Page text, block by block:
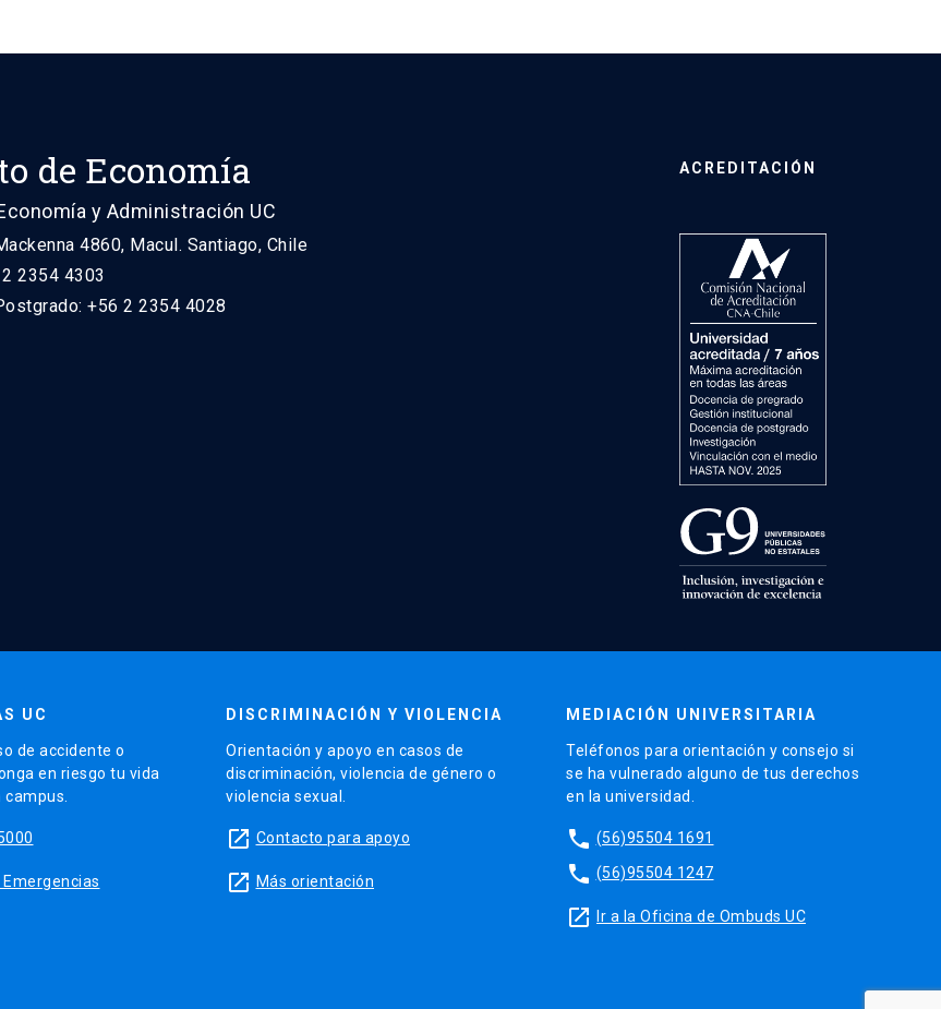
de Economía
y Administración UC
4860, Macul. Santiago, Chile
2354 4303
+56 2 2354 4028
ACREDITACIÓN
UC
de accidente o
en riesgo tu vida
Emergencias
DISCRIMINACIÓN Y VIOLENCIA
Orientación y apoyo en casos de
discriminación, violencia de género o
violencia sexual.
launch Contacto para apoyo
launch Más orientación
MEDIACIÓN UNIVERSITARIA
Teléfonos para orientación y consejo si
se ha vulnerado alguno de tus derechos
en la universidad.
phone (56)95504 1691
phone (56)95504 1247
launch Ir a la Oficina de Ombuds UC